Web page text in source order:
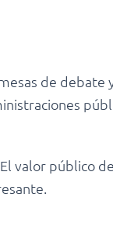
de debate
valor público